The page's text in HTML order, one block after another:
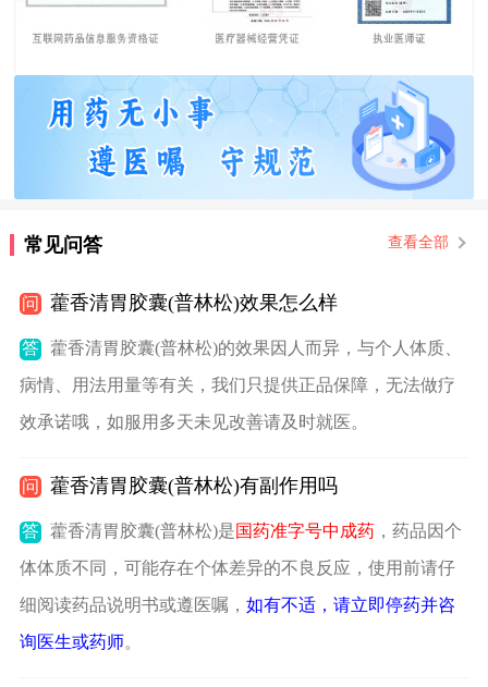
常见问答 查看全部
问 藿香清胃胶囊(普林松)效果怎么样
答 藿香清胃胶囊(普林松)的效果因人而异，与个人体质、
病情、用法用量等有关，我们只提供正品保障，无法做疗
效承诺哦，如服用多天未见改善请及时就医。
问 藿香清胃胶囊(普林松)有副作用吗
答 藿香清胃胶囊(普林松)是国药准字号中成药，药品因个
体体质不同，可能存在个体差异的不良反应，使用前请仔
细阅读药品说明书或遵医嘱， 如有不适，请立即停药并咨
询医生或药师。